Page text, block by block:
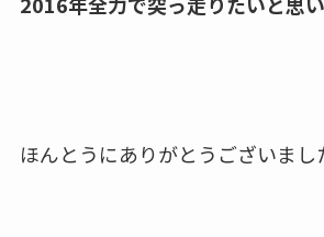
ほんとうにありがとうございまし